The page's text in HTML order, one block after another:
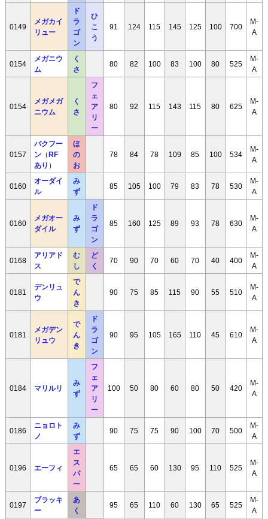
0149
メガカイ
リュー
ド
ラ
ゴ
ン
ひ
こ
う
91 124 115 145 125 100 700
M-
A
0154
メガニウ
ム
く
さ
80 82 100 83 100 80 525
M-
A
0154
メガメガ
ニウム
く
さ
フ
ェ
ア
リ
ー
80 92 115 143 115 80 625
M-
A
0157
バクフー
ン（ RF
あり ）
ほ
の
お
78 84 78 109 85 100 534
M-
A
0160
オーダイ
ル
み
ず
85 105 100 79 83 78 530
M-
A
0160
メガオー
ダイル
み
ず
ド
ラ
ゴ
ン
85 160 125 89 93 78 630
M-
A
0168
アリアド
ス
む
し
ど
く
70 90 70 60 70 40 400
M-
A
0181
デンリュ
ウ
で
ん
き
90 75 85 115 90 55 510
M-
A
0181
メガデン
リュウ
で
ん
き
ド
ラ
ゴ
ン
90 95 105 165 110 45 610
M-
A
0184 マリルリ
み
ず
フ
ェ
ア
リ
ー
100 50 80 60 80 50 420
M-
A
0186
ニョロト
ノ
み
ず
90 75 75 90 100 70 500
M-
A
0196 エーフィ
エ
ス
パ
ー
65 65 60 130 95 110 525
M-
A
0197
ブラッキ
ー
あ
く
95 65 110 60 130 65 525
M-
A